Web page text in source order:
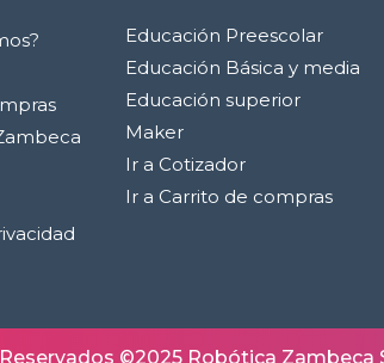
Educación Preescolar
Educación Básica y media
Educación superior
Maker
Ir a Cotizador
Ir a Carrito de compras
©2025 Robótica Zambeca